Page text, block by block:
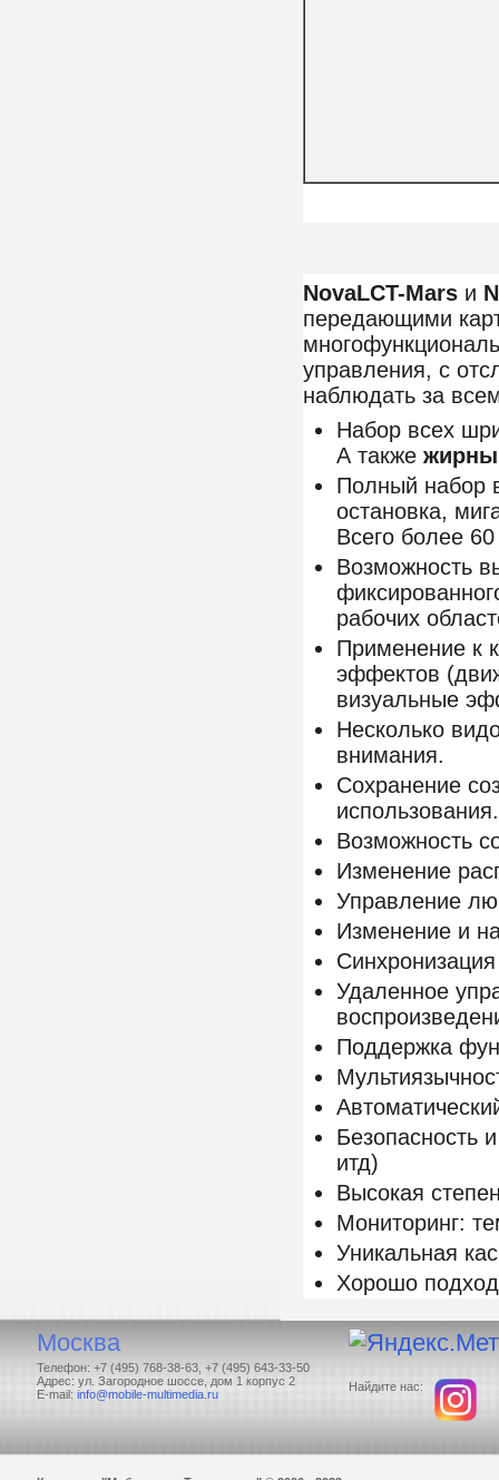
NovaLCT-Mars и
передающими
управления, с
наблюдать за
Набор всех
А также
Полный набор
остановка,
Всего более
Возможность
рабочих
Применение к
эффектов
визуальные
Несколько
внимания.
Сохранение
использования.
Возможность
Изменение
Управление
Изменение и
Удаленное
Поддержка
Безопасность
итд)
Высокая
Мониторинг:
Уникальная
Хорошо
Москва
Телефон: +7 (495) 768-38-63, +7 (495) 643-33-50
Адрес: ул. Загородное шоссе, дом 1 корпус 2
E-mail: info@mobile-multimedia.ru
Найдите нас: